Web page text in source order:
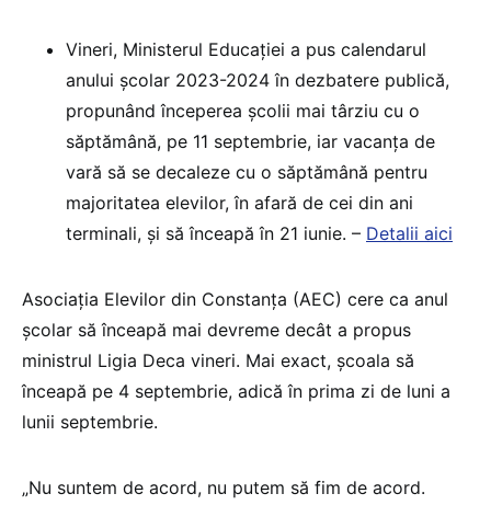
Vineri, Ministerul Educației a pus calendarul
anului școlar 2023-2024 în dezbatere publică,
propunând începerea școlii mai târziu cu o
săptămână, pe 11 septembrie, iar vacanța de
vară să se decaleze cu o săptămână pentru
majoritatea elevilor, în afară de cei din ani
terminali, și să înceapă în 21 iunie. – Detalii aici
Asociația Elevilor din Constanța (AEC) cere ca anul
școlar să înceapă mai devreme decât a propus
ministrul Ligia Deca vineri. Mai exact, școala să
înceapă pe 4 septembrie, adică în prima zi de luni a
lunii septembrie.
„Nu suntem de acord, nu putem să fim de acord.